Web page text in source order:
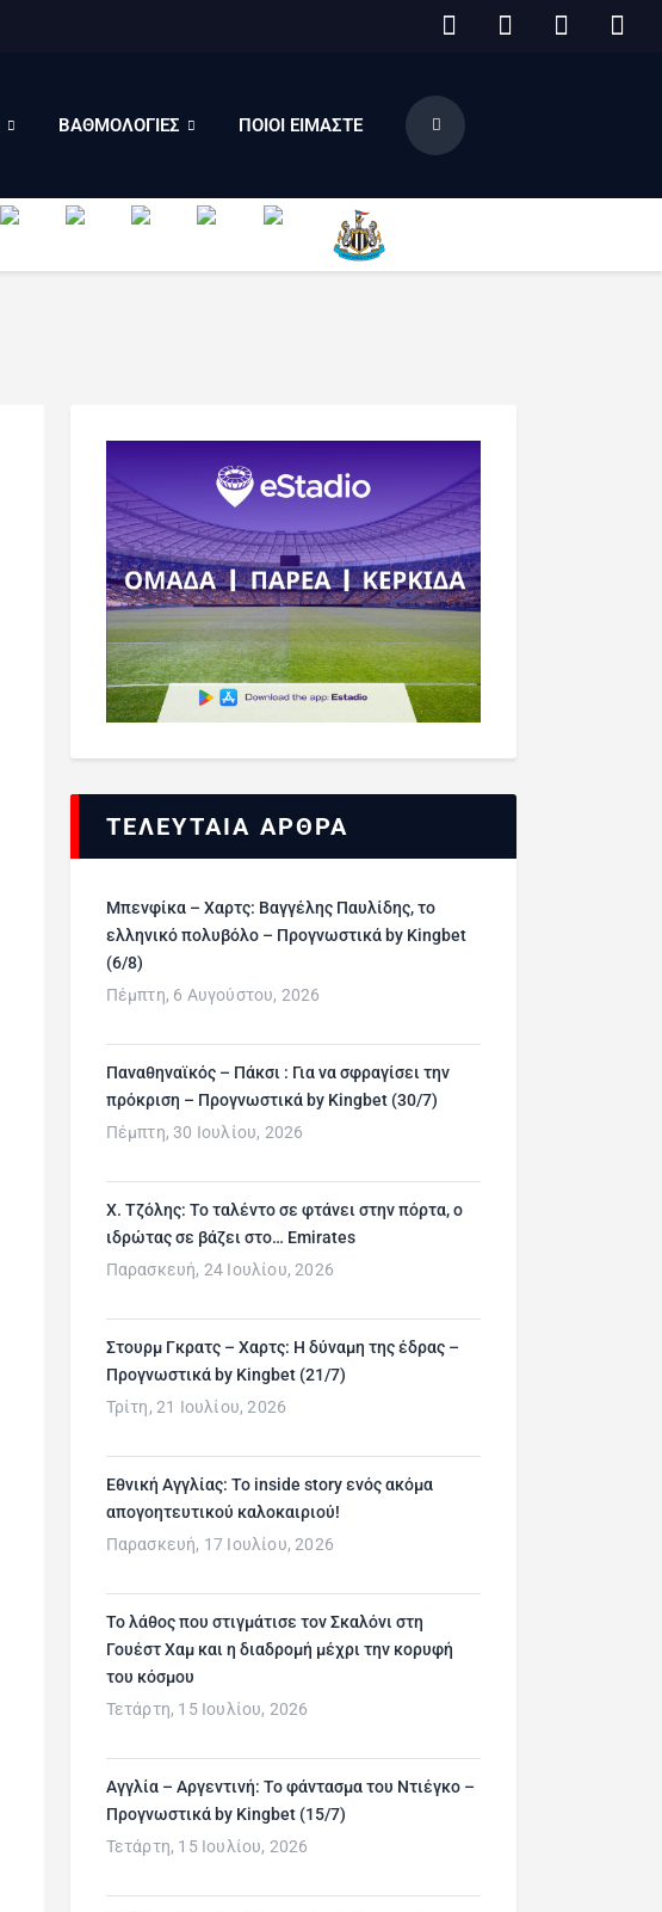
ΒΑΘΜΟΛΟΓΙΕΣ ΠΟΙΟΙ ΕΙΜΑΣΤΕ
ΤΕΛΕΥΤΑΙΑ ΑΡΘΡΑ
Μπενφίκα – Χαρτς: Βαγγέλης Παυλίδης, το
ελληνικό πολυβόλο – Προγνωστικά by Kingbet
(6/8)
Πέμπτη, 6 Αυγούστου, 2026
Παναθηναϊκός – Πάκσι : Για να σφραγίσει την
πρόκριση – Προγνωστικά by Kingbet (30/7)
Πέμπτη, 30 Ιουλίου, 2026
Χ. Τζόλης: Το ταλέντο σε φτάνει στην πόρτα, ο
ιδρώτας σε βάζει στο… Emirates
Παρασκευή, 24 Ιουλίου, 2026
Στουρμ Γκρατς – Χαρτς: Η δύναμη της έδρας –
Προγνωστικά by Kingbet (21/7)
Τρίτη, 21 Ιουλίου, 2026
Εθνική Αγγλίας: Το inside story ενός ακόμα
απογοητευτικού καλοκαιριού!
Παρασκευή, 17 Ιουλίου, 2026
Το λάθος που στιγμάτισε τον Σκαλόνι στη
Γουέστ Χαμ και η διαδρομή μέχρι την κορυφή
του κόσμου
Τετάρτη, 15 Ιουλίου, 2026
Αγγλία – Αργεντινή: Το φάντασμα του Ντιέγκο –
Προγνωστικά by Kingbet (15/7)
Τετάρτη, 15 Ιουλίου, 2026